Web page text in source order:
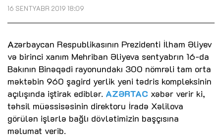
16 SENTYABR 2019 18:09
Azərbaycan Respublikasının Prezidenti İlham Əliyev
və birinci xanım Mehriban Əliyeva sentyabrın 16-da
Bakının Binəqədi rayonundakı 300 nömrəli tam orta
məktəbin 960 şagird yerlik yeni tədris kompleksinin
açılışında iştirak ediblər. AZƏRTAC xəbər verir ki,
təhsil müəssisəsinin direktoru İradə Xəlilova
görülən işlərlə bağlı dövlətimizin başçısına
məlumat verib.